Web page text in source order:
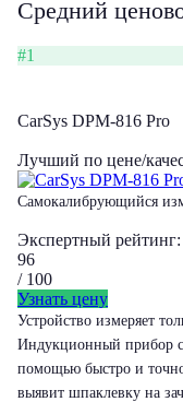
Средний
#1
CarSys DPM-816 Pro
Лучший по цене/
Самокалибрующийся
Экспертный рейтинг:
96
/ 100
Узнать цену
Устройство измеряет
Индукционный прибор
помощью быстро и
выявит шпаклевку на